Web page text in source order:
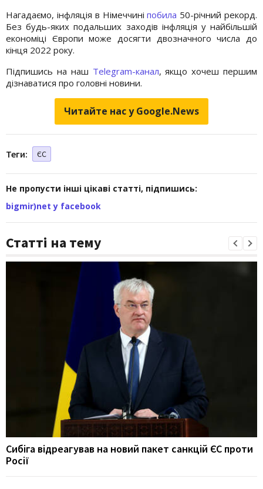
Нагадаємо, інфляція в Німеччиніпобила 50-річний рекорд.
Без будь-яких подальших заходів інфляція у найбільшій
економіці Європи може досягти двозначного числа до
кінця 2022 року.
Підпишись на наш Telegram-канал, якщо хочеш першим
дізнаватися про головні новини.
Читайте нас у Google.News
Теги: ЄС
Не пропусти інші цікаві статті, підпишись:
bigmir)net у facebook
Статті на тему
Сибіга відреагував на новий пакет санкцій ЄС проти
Росії